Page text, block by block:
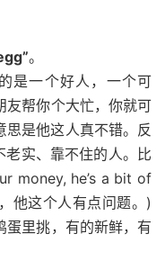
。
是一个好人，一个可
友帮你个大忙，你就可
思是他这人真不错。反
实、靠不住的人。比
money, he’s a bit of
他这个人有点问题。)
蛋里挑，有的新鲜，有